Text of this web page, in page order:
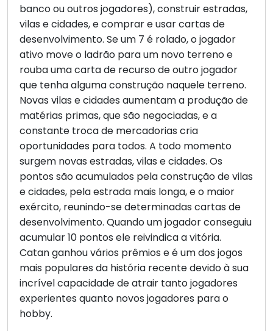
banco ou outros jogadores), construir estradas,
vilas e cidades, e comprar e usar cartas de
desenvolvimento. Se um 7 é rolado, o jogador
ativo move o ladrão para um novo terreno e
rouba uma carta de recurso de outro jogador
que tenha alguma construção naquele terreno.
Novas vilas e cidades aumentam a produção de
matérias primas, que são negociadas, e a
constante troca de mercadorias cria
oportunidades para todos. A todo momento
surgem novas estradas, vilas e cidades. Os
pontos são acumulados pela construção de vilas
e cidades, pela estrada mais longa, e o maior
exército, reunindo-se determinadas cartas de
desenvolvimento. Quando um jogador conseguiu
acumular 10 pontos ele reivindica a vitória.
Catan ganhou vários prêmios e é um dos jogos
mais populares da história recente devido à sua
incrível capacidade de atrair tanto jogadores
experientes quanto novos jogadores para o
hobby.